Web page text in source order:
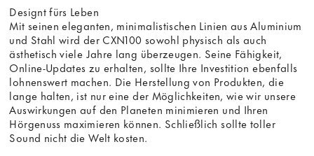
Designt fürs Leben
Mit seinen eleganten, minimalistischen Linien aus Aluminium
und Stahl wird der CXN100 sowohl physisch als auch
ästhetisch viele Jahre lang überzeugen. Seine Fähigkeit,
Online-Updates zu erhalten, sollte Ihre Investition ebenfalls
lohnenswert machen. Die Herstellung von Produkten, die
lange halten, ist nur eine der Möglichkeiten, wie wir unsere
Auswirkungen auf den Planeten minimieren und Ihren
Hörgenuss maximieren können. Schließlich sollte toller
Sound nicht die Welt kosten.